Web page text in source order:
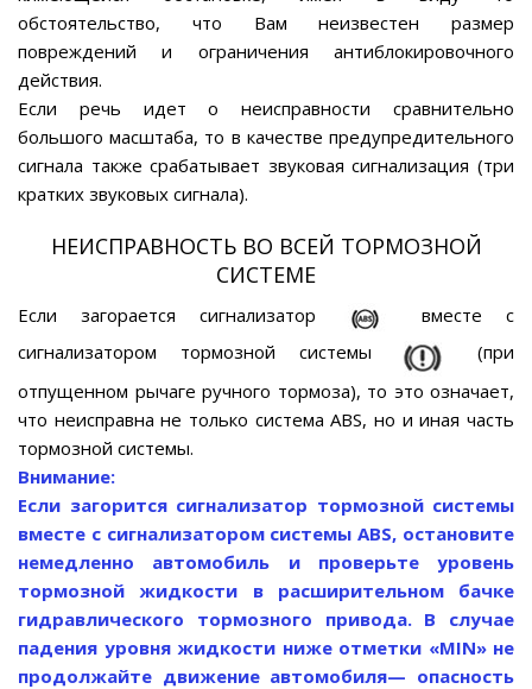
обстоятельство, что Вам неизвестен размер
повреждений и ограничения антиблокировочного
действия.
Если речь идет о неисправности сравнительно
большого масштаба, то в качестве предупредительного
сигнала также срабатывает звуковая сигнализация (три
кратких звуковых сигнала).
НЕИСПРАВНОСТЬ ВО ВСЕЙ ТОРМОЗНОЙ
СИСТЕМЕ
Если загорается сигнализатор
вместе с
сигнализатором тормозной системы
(при
отпущенном рычаге ручного тормоза), то это означает,
что неисправна не только система ABS, но и иная часть
тормозной системы.
Внимание:
Если загорится сигнализатор тормозной системы
вместе с сигнализатором системы ABS, остановите
немедленно автомобиль и проверьте уровень
тормозной жидкости в расширительном бачке
гидравлического тормозного привода. В случае
падения уровня жидкости ниже отметки «MIN» не
продолжайте движение автомобиля— опасность